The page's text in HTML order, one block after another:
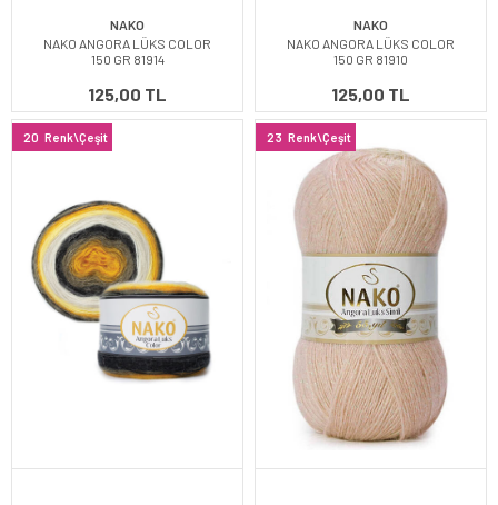
NAKO
NAKO ANGORA LÜKS COLOR
150 GR 81914
125,00 TL
NAKO
NAKO ANGORA LÜKS COLOR
150 GR 81910
125,00 TL
20 Renk\Çeşit 23 Renk\Çeşit